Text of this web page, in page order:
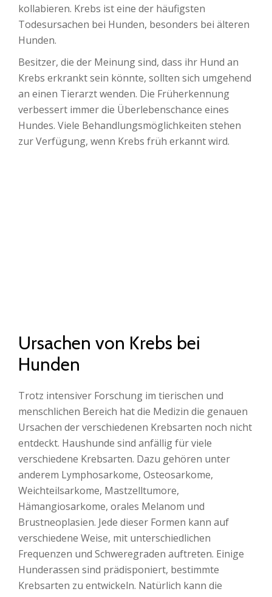
kollabieren. Krebs ist eine der häufigsten
Todesursachen bei Hunden, besonders bei älteren
Hunden.
Besitzer, die der Meinung sind, dass ihr Hund an
Krebs erkrankt sein könnte, sollten sich umgehend
an einen Tierarzt wenden. Die Früherkennung
verbessert immer die Überlebenschance eines
Hundes. Viele Behandlungsmöglichkeiten stehen
zur Verfügung, wenn Krebs früh erkannt wird.
Ursachen von Krebs bei
Hunden
Trotz intensiver Forschung im tierischen und
menschlichen Bereich hat die Medizin die genauen
Ursachen der verschiedenen Krebsarten noch nicht
entdeckt. Haushunde sind anfällig für viele
verschiedene Krebsarten. Dazu gehören unter
anderem Lymphosarkome, Osteosarkome,
Weichteilsarkome, Mastzelltumore,
Hämangiosarkome, orales Melanom und
Brustneoplasien. Jede dieser Formen kann auf
verschiedene Weise, mit unterschiedlichen
Frequenzen und Schweregraden auftreten. Einige
Hunderassen sind prädisponiert, bestimmte
Krebsarten zu entwickeln. Natürlich kann die